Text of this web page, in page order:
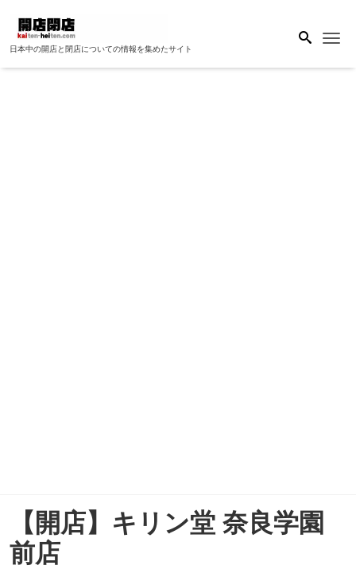
日本中の開店と閉店についての情報を集めたサイト
【開店】キリン堂 奈良学園
前店